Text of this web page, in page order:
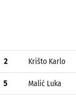
2 Krišto Karlo
5 Malić Luka